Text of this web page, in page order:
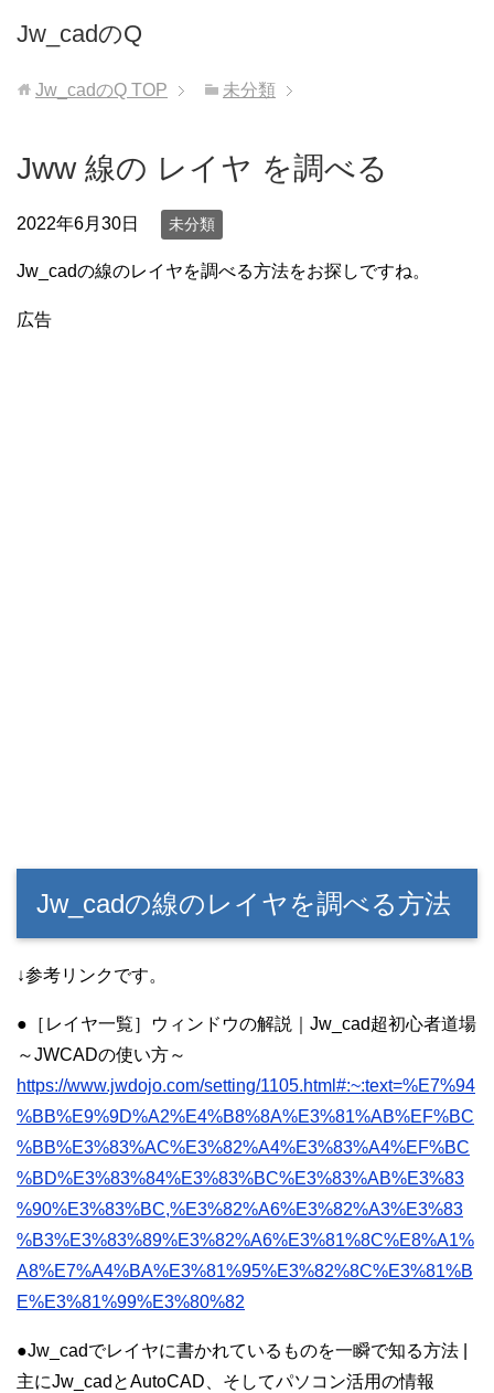
Jw_cadのQ
Jw_cadのQ TOP 未分類
Jww 線の レイヤ を調べる
2022年6月30日 未分類
Jw_cadの線のレイヤを調べる方法をお探しですね。
広告
Jw_cadの線のレイヤを調べる方法
↓参考リンクです。
●［レイヤ一覧］ウィンドウの解説｜Jw_cad超初心者道場
～JWCADの使い方～
https://www.jwdojo.com/setting/1105.html#:~:text=%E7%94
%BB%E9%9D%A2%E4%B8%8A%E3%81%AB%EF%BC
%BB%E3%83%AC%E3%82%A4%E3%83%A4%EF%BC
%BD%E3%83%84%E3%83%BC%E3%83%AB%E3%83
%90%E3%83%BC,%E3%82%A6%E3%82%A3%E3%83
%B3%E3%83%89%E3%82%A6%E3%81%8C%E8%A1%
A8%E7%A4%BA%E3%81%95%E3%82%8C%E3%81%B
E%E3%81%99%E3%80%82
●Jw_cadでレイヤに書かれているものを一瞬で知る方法 |
主にJw_cadとAutoCAD、そしてパソコン活用の情報